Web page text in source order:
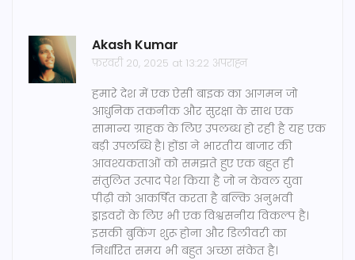
Akash Kumar
फ़रवरी 20, 2025 at 13:22 अपराह्न
हमारे देश में एक ऐसी बाइक का आगमन जो
आधुनिक तकनीक और सुरक्षा के साथ एक
सामान्य ग्राहक के लिए उपलब्ध हो रही है यह एक
बड़ी उपलब्धि है। होंडा ने भारतीय बाजार की
आवश्यकताओं को समझते हुए एक बहुत ही
संतुलित उत्पाद पेश किया है जो न केवल युवा
पीढ़ी को आकर्षित करता है बल्कि अनुभवी
ड्राइवरों के लिए भी एक विश्वसनीय विकल्प है।
इसकी बुकिंग शुरू होना और डिलीवरी का
निर्धारित समय भी बहुत अच्छा संकेत है।